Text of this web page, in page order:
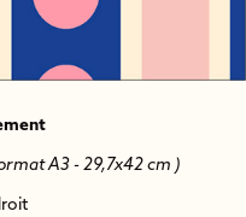
A3 - 29,7x42 cm )